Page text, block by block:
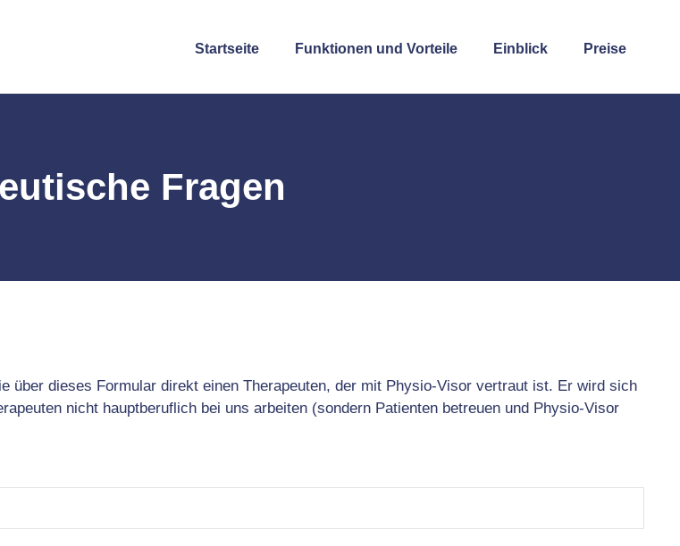
Startseite Funktionen und Vorteile Einblick Preise
Fragen
über dieses Formular direkt einen Therapeuten, der mit Physio-Visor vertraut ist. Er wird sich
nicht hauptberuflich bei uns arbeiten (sondern Patienten betreuen und Physio-Visor